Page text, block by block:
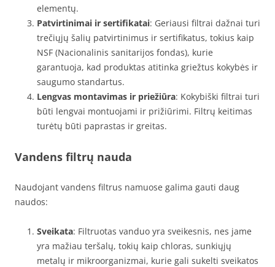
elementų.
Patvirtinimai ir sertifikatai: Geriausi filtrai dažnai turi
trečiųjų šalių patvirtinimus ir sertifikatus, tokius kaip
NSF (Nacionalinis sanitarijos fondas), kurie
garantuoja, kad produktas atitinka griežtus kokybės ir
saugumo standartus.
Lengvas montavimas ir priežiūra: Kokybiški filtrai turi
būti lengvai montuojami ir prižiūrimi. Filtrų keitimas
turėtų būti paprastas ir greitas.
Vandens filtrų nauda
Naudojant vandens filtrus namuose galima gauti daug
naudos:
Sveikata: Filtruotas vanduo yra sveikesnis, nes jame
yra mažiau teršalų, tokių kaip chloras, sunkiųjų
metalų ir mikroorganizmai, kurie gali sukelti sveikatos